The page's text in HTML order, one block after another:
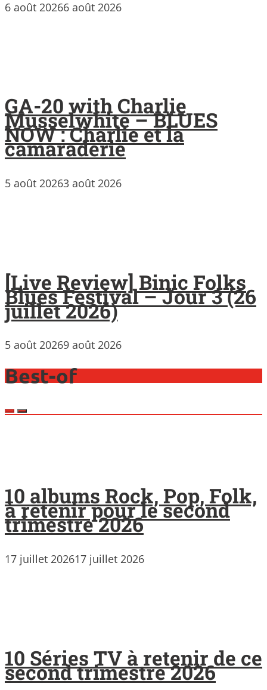
6 août 20266 août 2026
GA-20 with Charlie
Musselwhite – BLUES
NOW : Charlie et la
camaraderie
5 août 20263 août 2026
[Live Review] Binic Folks
Blues Festival – Jour 3 (26
juillet 2026)
5 août 20269 août 2026
Best-of
10 albums Rock, Pop, Folk,
à retenir pour le second
trimestre 2026
17 juillet 202617 juillet 2026
10 Séries TV à retenir de ce
second trimestre 2026